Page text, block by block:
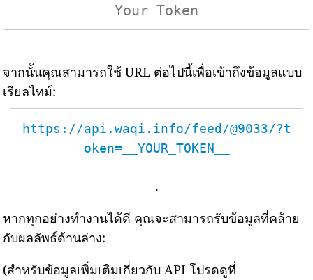
จากนั้นคุณสามารถใช้ URL ต่อไปนี้เพื่อเข้าถึงข้อมูลแบบ
เรียลไทม์:
https://api.waqi.info/feed/@9033/?t
oken=__YOUR_TOKEN__
.
หากทุกอย่างทำงานได้ดี คุณจะสามารถรับข้อมูลที่คล้าย
กับผลลัพธ์ด้านล่าง:
(สำหรับข้อมูลเพิ่มเติมเกี่ยวกับ API โปรดดูที่